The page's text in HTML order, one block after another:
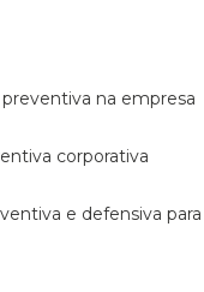
na empresa
corporativa
e defensiva